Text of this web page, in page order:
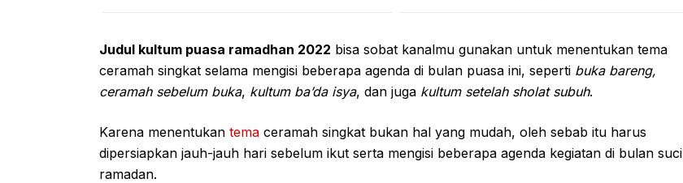
Judul kultum puasa ramadhan 2022 bisa sobat kanalmu gunakan untuk menentukan tema
ceramah singkat selama mengisi beberapa agenda di bulan puasa ini, seperti buka bareng,
ceramah sebelum buka, kultum ba’da isya, dan juga kultum setelah sholat subuh.
Karena menentukan tema ceramah singkat bukan hal yang mudah, oleh sebab itu harus
dipersiapkan jauh-jauh hari sebelum ikut serta mengisi beberapa agenda kegiatan di bulan suci
ramadan.